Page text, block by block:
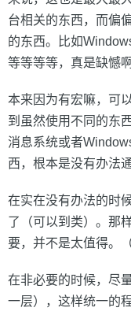
台相关的东西，而偏
的东西。比如
等等等等，真是缺憾
本来因为有宏嘛，可
到虽然使用不同的东
消息系统或者
西，根本是没有办法
在实在没有办法的时
了（可以到类）。那
要，并不是太值得。
在非必要的时候，尽
一层），这样统一的